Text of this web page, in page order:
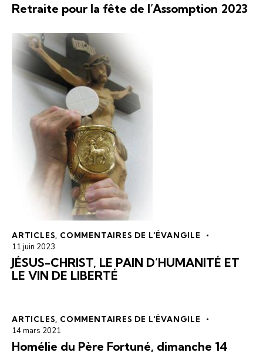
Retraite pour la fête de l’Assomption 2023
ARTICLES COMMENTAIRES DE L'ÉVANGILE
11 juin 2023
JÉSUS-CHRIST, LE PAIN D’HUMANITÉ ET
LE VIN DE LIBERTÉ
ARTICLES COMMENTAIRES DE L'ÉVANGILE
14 mars 2021
Homélie du Père Fortuné, dimanche 14